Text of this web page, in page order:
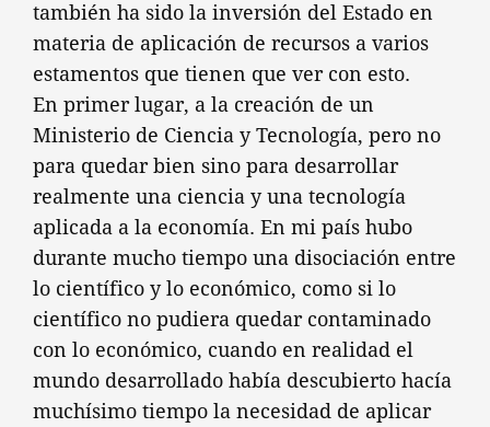
también ha sido la inversión del Estado en
materia de aplicación de recursos a varios
estamentos que tienen que ver con esto.
En primer lugar, a la creación de un
Ministerio de Ciencia y Tecnología, pero no
para quedar bien sino para desarrollar
realmente una ciencia y una tecnología
aplicada a la economía. En mi país hubo
durante mucho tiempo una disociación entre
lo científico y lo económico, como si lo
científico no pudiera quedar contaminado
con lo económico, cuando en realidad el
mundo desarrollado había descubierto hacía
muchísimo tiempo la necesidad de aplicar